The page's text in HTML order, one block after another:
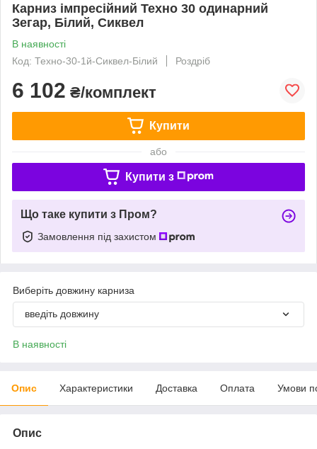
Карниз імпресійний Техно 30 одинарний
Зегар, Білий, Сиквел
В наявності
Код: Техно-30-1й-Сиквел-Білий
Роздріб
6 102 ₴/комплект
Купити
або
Купити з
Що таке купити з Пром?
Замовлення під захистом
Виберіть довжину карниза
введіть довжину
В наявності
Опис Характеристики Доставка Оплата Умови
Опис